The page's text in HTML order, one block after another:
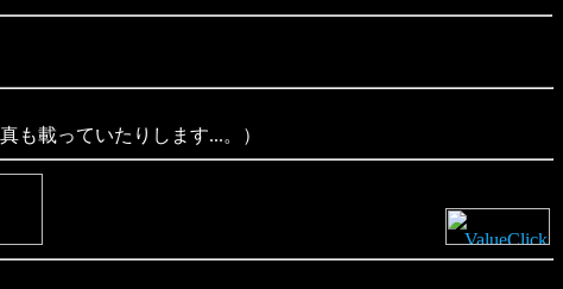
も載っていたりします...。）